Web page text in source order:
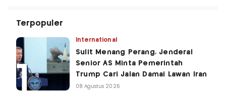
Terpopuler
International
Sulit Menang Perang, Jenderal
Senior AS Minta Pemerintah
Trump Cari Jalan Damai Lawan Iran
08 Agustus 2026